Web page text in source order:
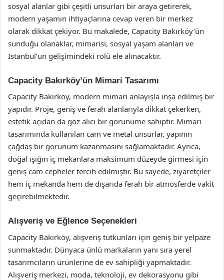
sosyal alanlar gibi çeşitli unsurları bir araya getirerek,
modern yaşamın ihtiyaçlarına cevap veren bir merkez
olarak dikkat çekiyor. Bu makalede, Capacity Bakırköy’ün
sunduğu olanaklar, mimarisi, sosyal yaşam alanları ve
İstanbul’un gelişimindeki rolü ele alınacaktır.
Capacity Bakırköy’ün Mimari Tasarımı
Capacity Bakırköy, modern mimari anlayışla inşa edilmiş bir
yapıdır. Proje, geniş ve ferah alanlarıyla dikkat çekerken,
estetik açıdan da göz alıcı bir görünüme sahiptir. Mimari
tasarımında kullanılan cam ve metal unsurlar, yapının
çağdaş bir görünüm kazanmasını sağlamaktadır. Ayrıca,
doğal ışığın iç mekanlara maksimum düzeyde girmesi için
geniş cam cepheler tercih edilmiştir. Bu sayede, ziyaretçiler
hem iç mekanda hem de dışarıda ferah bir atmosferde vakit
geçirebilmektedir.
Alışveriş ve Eğlence Seçenekleri
Capacity Bakırköy, alışveriş tutkunları için geniş bir yelpaze
sunmaktadır. Dünyaca ünlü markaların yanı sıra yerel
tasarımcıların ürünlerine de ev sahipliği yapmaktadır.
Alışveriş merkezi, moda, teknoloji, ev dekorasyonu gibi